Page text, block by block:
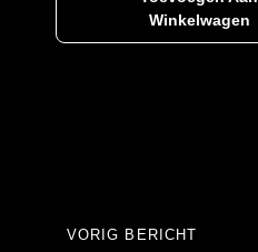
Winkelwagen
Bericht
VORIG
VORIG BERICHT